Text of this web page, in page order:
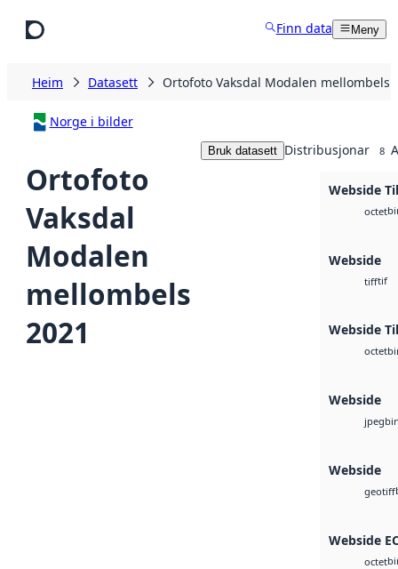
Finn data Meny
Heim Datasett Ortofoto Vaksdal Modalen mellombels
Norge i bilder
Ortofoto
Vaksdal
Modalen
mellombels
2021
Bruk datasett Distribusjonar 8
Webside
octet
Webside
tifftif
Webside
octet
Webside
jpeg
Webside
geotiff
Webside
octet